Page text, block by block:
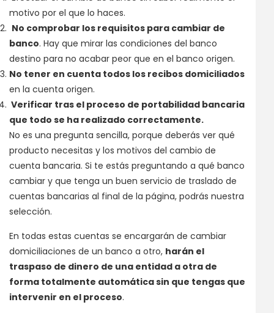
motivo por el que lo haces.
No comprobar los requisitos para cambiar de
banco. Hay que mirar las condiciones del banco
destino para no acabar peor que en el banco origen.
No tener en cuenta todos los recibos domiciliados
en la cuenta origen.
Verificar tras el proceso de portabilidad bancaria
que todo se ha realizado correctamente.
No es una pregunta sencilla, porque deberás ver qué
producto necesitas y los motivos del cambio de
cuenta bancaria. Si te estás preguntando a qué banco
cambiar y que tenga un buen servicio de traslado de
cuentas bancarias al final de la página, podrás nuestra
selección.
En todas estas cuentas se encargarán de cambiar
domiciliaciones de un banco a otro, harán el
traspaso de dinero de una entidad a otra de
forma totalmente automática sin que tengas que
intervenir en el proceso.